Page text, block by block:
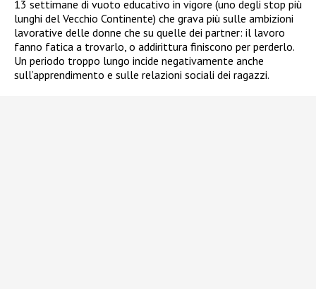
13 settimane di vuoto educativo in vigore (uno degli stop più
lunghi del Vecchio Continente) che grava più sulle ambizioni
lavorative delle donne che su quelle dei partner: il lavoro
fanno fatica a trovarlo, o addirittura finiscono per perderlo.
Un periodo troppo lungo incide negativamente anche
sull’apprendimento e sulle relazioni sociali dei ragazzi.